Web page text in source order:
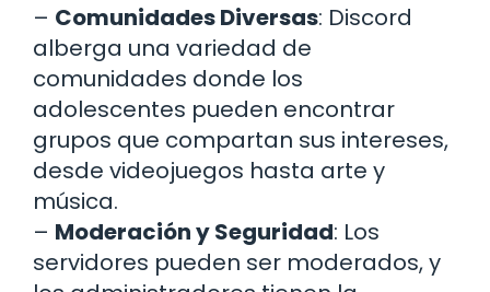
– Comunidades Diversas: Discord
alberga una variedad de
comunidades donde los
adolescentes pueden encontrar
grupos que compartan sus intereses,
desde videojuegos hasta arte y
música.
– Moderación y Seguridad: Los
servidores pueden ser moderados, y